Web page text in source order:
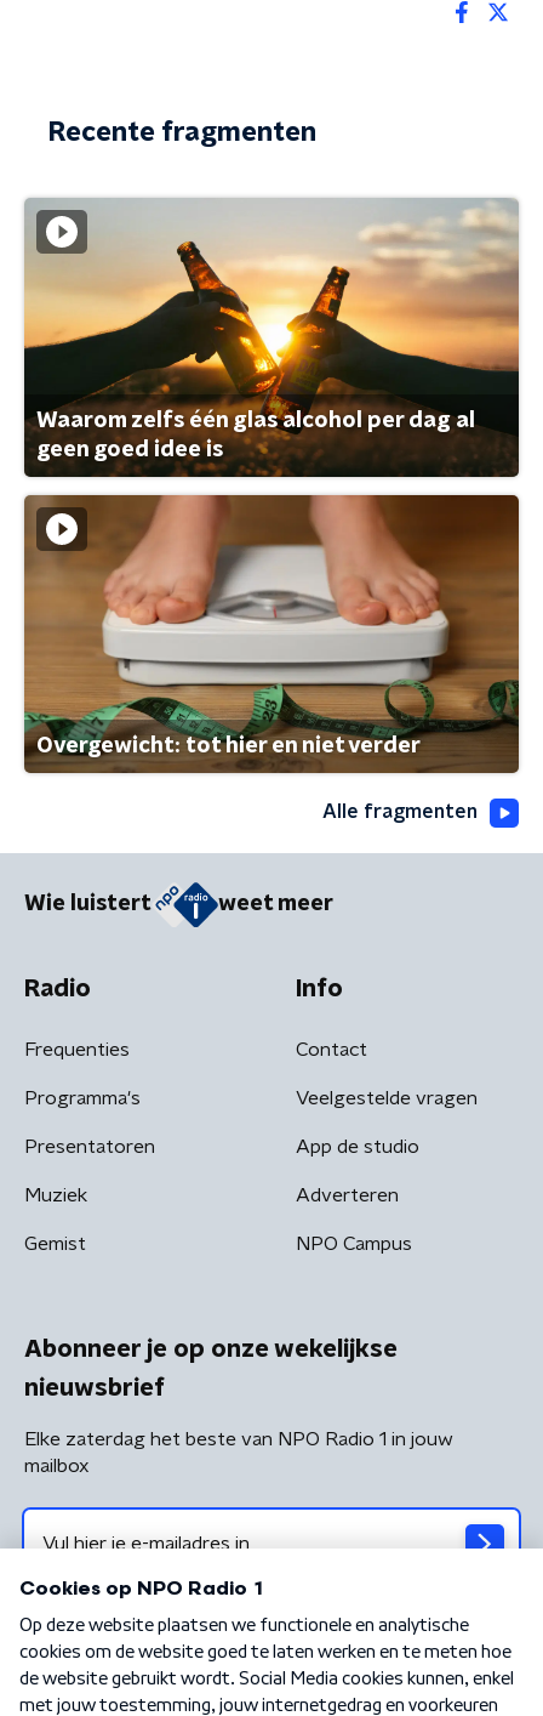
Recente fragmenten
Waarom zelfs één glas alcohol per dag al
geen goed idee is
Overgewicht: tot hier en niet verder
Alle fragmenten
Wie luistert weet meer
Radio
Frequenties
Programma's
Presentatoren
Muziek
Gemist
Info
Contact
Veelgestelde vragen
App de studio
Adverteren
NPO Campus
Abonneer je op onze wekelijkse
nieuwsbrief
Elke zaterdag het beste van NPO Radio 1 in jouw
mailbox
Algemene voorwaarden